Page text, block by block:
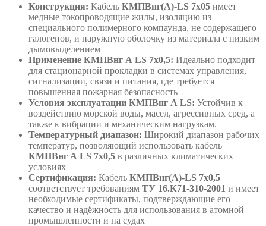
Конструкция: Кабель КМПВнг(А)-LS 7х05 имеет
медные токопроводящие жилы, изоляцию из
специального полимерного компаунда, не содержащего
галогенов, и наружную оболочку из материала с низким
дымовыделением
Применение КМПВнг А LS 7х0,5: Идеально подходит
для стационарной прокладки в системах управления,
сигнализации, связи и питания, где требуется
повышенная пожарная безопасность
Условия эксплуатации КМПВнг А LS: Устойчив к
воздействию морской воды, масел, агрессивных сред, а
также к вибрации и механическим нагрузкам.
Температурный диапазон: Широкий диапазон рабочих
температур, позволяющий использовать кабель
КМПВнг А LS 7х0,5 в различных климатических
условиях
Сертификация: Кабель КМПВнг(А)-LS 7х0,5
соответствует требованиям ТУ 16.К71-310-2001 и имеет
необходимые сертификаты, подтверждающие его
качество и надёжность для использования в атомной
промышленности и на судах